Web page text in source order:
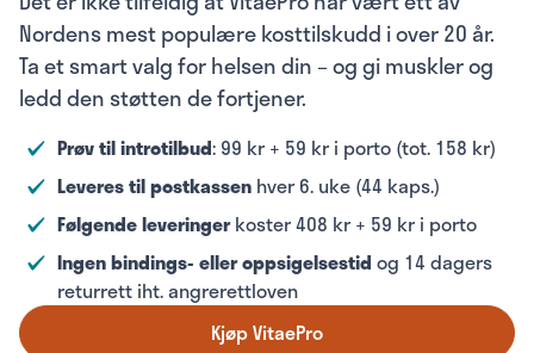
Nordens mest populære kosttilskudd i over 20 år.
Ta et smart valg for helsen din – og gi muskler og
ledd den støtten de fortjener.
Prøv til introtilbud: 99 kr + 59 kr i porto (tot. 158 kr)
Leveres til postkassen hver 6. uke (44 kaps.)
Følgende leveringerkoster 408 kr + 59 kr i porto
Ingen bindings- eller oppsigelsestid og 14 dagers
returrett iht. angrerettloven
Kjøp VitaePro